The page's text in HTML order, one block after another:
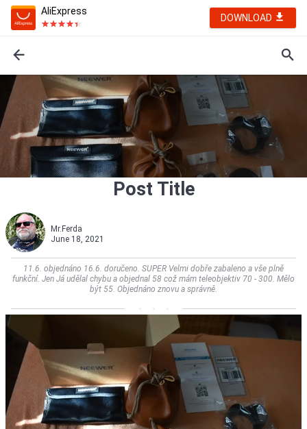
AliExpress
DOWNLOAD
Post Title
Mr.Ferda
June 18, 2021
11.6. objednáno 16.6. doručeno. SUPER Velmi dobře zabaleno a vše plně
funkční. Jen Já udělal chybu a objednal 58 což mám teleobjektiv 70 - 300. Mělo
být 55. Objednáno znovu a správně.